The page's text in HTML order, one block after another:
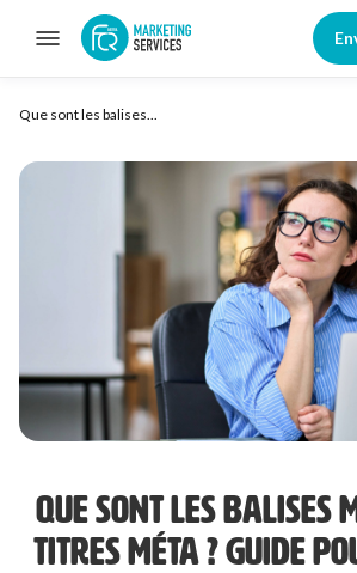
1 Que sont les
Que sont les balises...
QUE SONT LES BALISES
TITRES MÉTA ? GUIDE